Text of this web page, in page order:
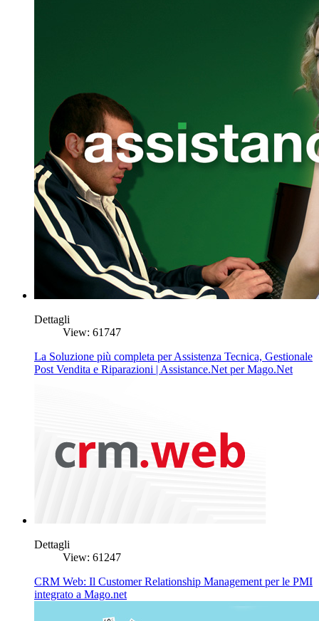
Dettagli
View: 61747
La Soluzione più completa per Assistenza Tecnica, Gestionale
Post Vendita e Riparazioni | Assistance.Net per Mago.Net
Dettagli
View: 61247
CRM Web: Il Customer Relationship Management per le PMI
integrato a Mago.net